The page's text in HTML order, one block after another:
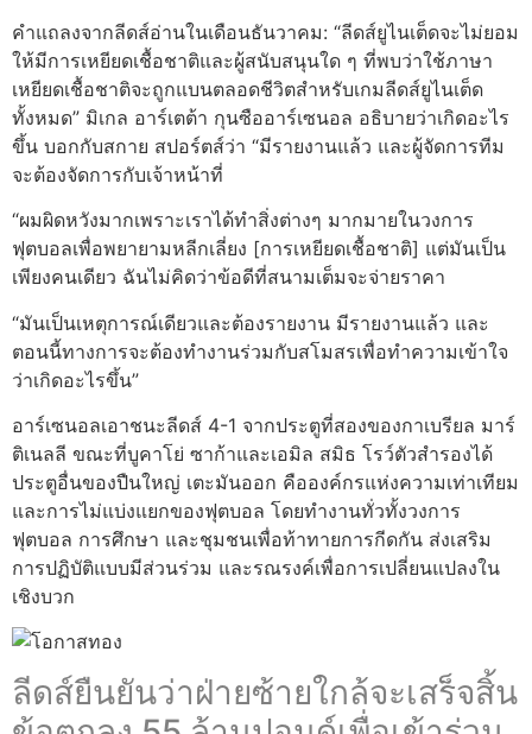
คำแถลงจากลีดส์อ่านในเดือนธันวาคม: “ลีดส์ยูไนเต็ดจะไม่ยอม
ให้มีการเหยียดเชื้อชาติและผู้สนับสนุนใด ๆ ที่พบว่าใช้ภาษา
เหยียดเชื้อชาติจะถูกแบนตลอดชีวิตสำหรับเกมลีดส์ยูไนเต็ด
ทั้งหมด” มิเกล อาร์เตต้า กุนซืออาร์เซนอล อธิบายว่าเกิดอะไร
ขึ้น บอกกับสกาย สปอร์ตส์ว่า “มีรายงานแล้ว และผู้จัดการทีม
จะต้องจัดการกับเจ้าหน้าที่
“ผมผิดหวังมากเพราะเราได้ทำสิ่งต่างๆ มากมายในวงการ
ฟุตบอลเพื่อพยายามหลีกเลี่ยง [การเหยียดเชื้อชาติ] แต่มันเป็น
เพียงคนเดียว ฉันไม่คิดว่าข้อดีที่สนามเต็มจะจ่ายราคา
“มันเป็นเหตุการณ์เดียวและต้องรายงาน มีรายงานแล้ว และ
ตอนนี้ทางการจะต้องทำงานร่วมกับสโมสรเพื่อทำความเข้าใจ
ว่าเกิดอะไรขึ้น”
อาร์เซนอลเอาชนะลีดส์ 4-1 จากประตูที่สองของกาเบรียล มาร์
ติเนลลี ขณะที่บูคาโย่ ซาก้าและเอมิล สมิธ โรว์ตัวสำรองได้
ประตูอื่นของปืนใหญ่ เตะมันออก คือองค์กรแห่งความเท่าเทียม
และการไม่แบ่งแยกของฟุตบอล โดยทำงานทั่วทั้งวงการ
ฟุตบอล การศึกษา และชุมชนเพื่อท้าทายการกีดกัน ส่งเสริม
การปฏิบัติแบบมีส่วนร่วม และรณรงค์เพื่อการเปลี่ยนแปลงใน
เชิงบวก
ลีดส์ยืนยันว่าฝ่ายซ้ายใกล้จะเสร็จสิ้น